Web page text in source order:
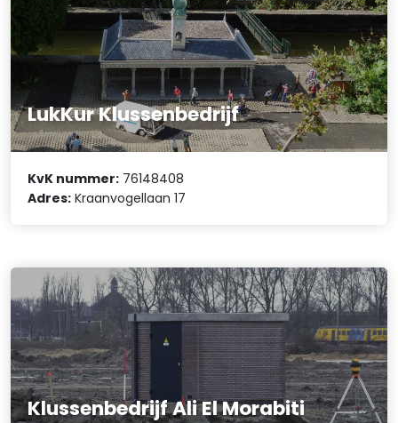
LukKur Klussenbedrijf
KvK nummer: 76148408
Adres: Kraanvogellaan 17
Klussenbedrijf Ali El Morabiti